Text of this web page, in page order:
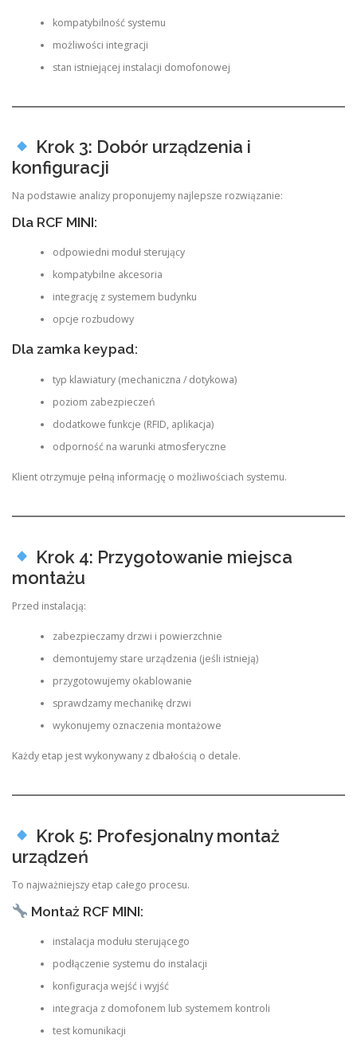
kompatybilność systemu
możliwości integracji
stan istniejącej instalacji domofonowej
Krok 3: Dobór urządzenia i
konfiguracji
Na podstawie analizy proponujemy najlepsze rozwiązanie:
Dla RCF MINI:
odpowiedni moduł sterujący
kompatybilne akcesoria
integrację z systemem budynku
opcje rozbudowy
Dla zamka keypad:
typ klawiatury (mechaniczna / dotykowa)
poziom zabezpieczeń
dodatkowe funkcje (RFID, aplikacja)
odporność na warunki atmosferyczne
Klient otrzymuje pełną informację o możliwościach systemu.
Krok 4: Przygotowanie miejsca
montażu
Przed instalacją:
zabezpieczamy drzwi i powierzchnie
demontujemy stare urządzenia (jeśli istnieją)
przygotowujemy okablowanie
sprawdzamy mechanikę drzwi
wykonujemy oznaczenia montażowe
Każdy etap jest wykonywany z dbałością o detale.
Krok 5: Profesjonalny montaż
urządzeń
To najważniejszy etap całego procesu.
Montaż RCF MINI:
instalacja modułu sterującego
podłączenie systemu do instalacji
konfiguracja wejść i wyjść
integracja z domofonem lub systemem kontroli
test komunikacji